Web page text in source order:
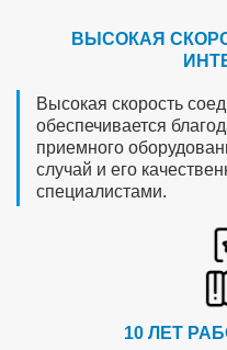
ВЫСОКАЯ
Высокая скорость
обеспечивается
приемного
случай и его
специалистами.
10 ЛЕТ